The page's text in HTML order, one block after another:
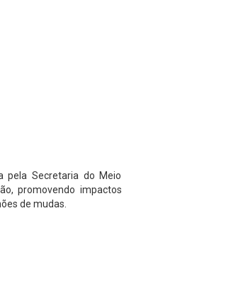
pela Secretaria do Meio
promovendo impactos
de mudas.